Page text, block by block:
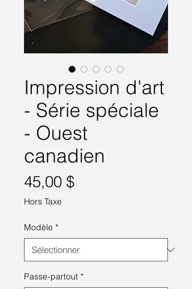
Impression d'art
- Série spéciale
- Ouest
canadien
45,00 $Prix
Hors Taxe
Modèle *
Passe-partout *